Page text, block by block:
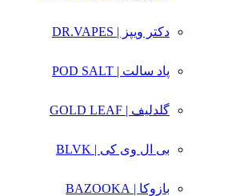
دکتر ویپز | DR.VAPES
پاد سالت | POD SALT
گلدلیف | GOLD LEAF
بی ال وی کی | BLVK
بازوکا | BAZOOKA